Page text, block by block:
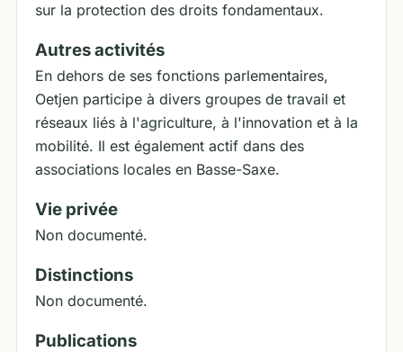
sur la protection des droits fondamentaux.
Autres activités
En dehors de ses fonctions parlementaires,
Oetjen participe à divers groupes de travail et
réseaux liés à l'agriculture, à l'innovation et à la
mobilité. Il est également actif dans des
associations locales en Basse-Saxe.
Vie privée
Non documenté.
Distinctions
Non documenté.
Publications